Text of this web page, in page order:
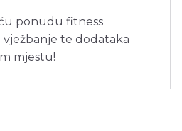
ponudu fitness
vježbanje te dodataka
mjestu!